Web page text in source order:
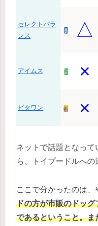
セレクトバラ
ンス
△
アイムス ×
ビタワン ×
ネットで話題となっ
ら、トイプードルへの
ここで分かったのは、
ドの方が市販のドッ
であるということ。